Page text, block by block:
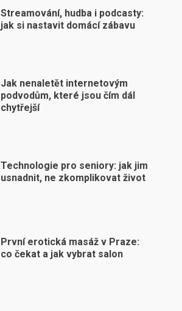
Streamování, hudba i podcasty:
jak si nastavit domácí zábavu
Jak nenaletět internetovým
podvodům, které jsou čím dál
chytřejší
Technologie pro seniory: jak jim
usnadnit, ne zkomplikovat život
První erotická masáž v Praze:
co čekat a jak vybrat salon